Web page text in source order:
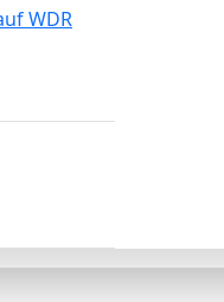
WDR